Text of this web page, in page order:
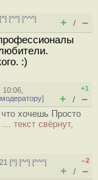
^] [^^] [^^^]
+ / –
:)
10:06,
]
+1
+ / –
хочешь Просто
... текст свёрнут,
[^] [^^] [^^^]
–2
+ / –